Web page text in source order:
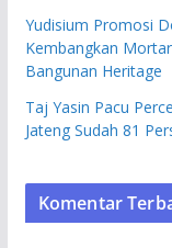
Yudisium Promosi
Kembangkan
Bangunan Heritage
Taj Yasin Pacu
Jateng Sudah 81
Komentar